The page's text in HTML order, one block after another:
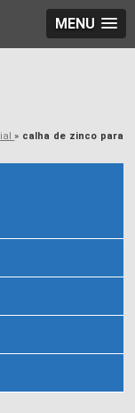
MENU
» calha de zinco para